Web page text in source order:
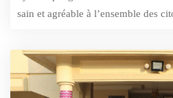
sain et agréable à l’ensemble des